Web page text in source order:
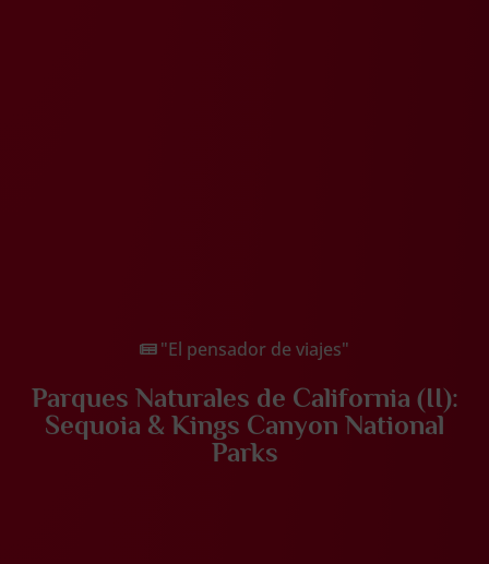
"El pensador de viajes"
Parques Naturales de California (II):
Sequoia & Kings Canyon National
Parks